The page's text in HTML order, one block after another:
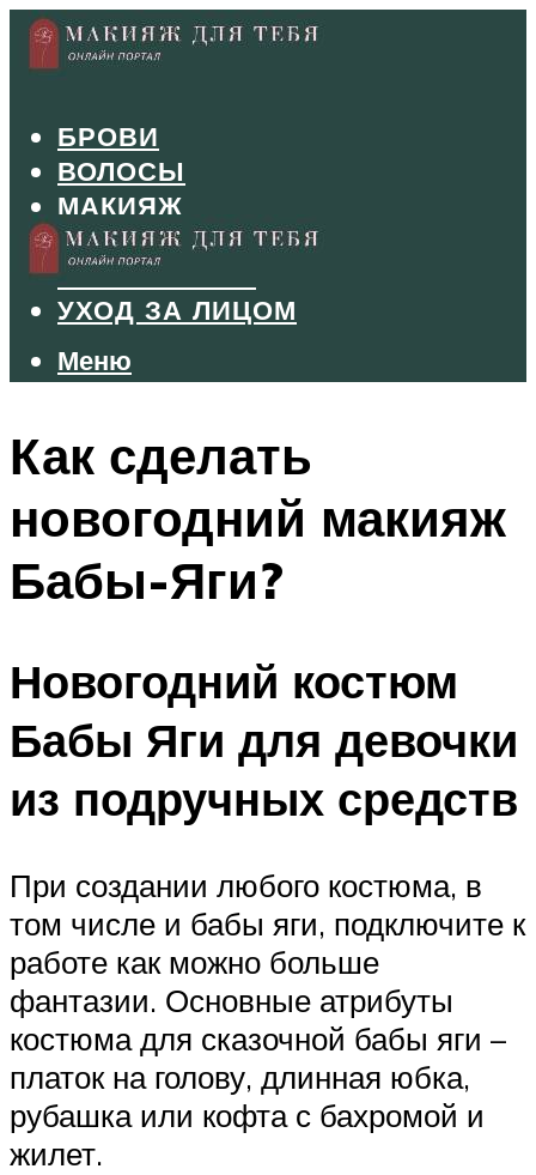
БРОВИ
ВОЛОСЫ
МАКИЯЖ
МАНИКЮР
ТУШЬ И ТЕНИ
УХОД ЗА ЛИЦОМ
Меню
Меню
Как сделать
новогодний макияж
Бабы-Яги?
Новогодний костюм
Бабы Яги для девочки
из подручных средств
При создании любого костюма, в
том числе и бабы яги, подключите к
работе как можно больше
фантазии. Основные атрибуты
костюма для сказочной бабы яги –
платок на голову, длинная юбка,
рубашка или кофта с бахромой и
жилет.